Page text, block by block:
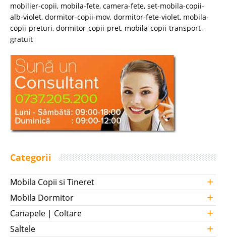
mobilier-copii, mobila-fete, camera-fete, set-mobila-copii-
alb-violet, dormitor-copii-mov, dormitor-fete-violet, mobila-
copii-preturi, dormitor-copii-pret, mobila-copii-transport-
gratuit
Categorii
Mobila Copii si Tineret +
Mobila Dormitor +
Canapele | Coltare +
Saltele +